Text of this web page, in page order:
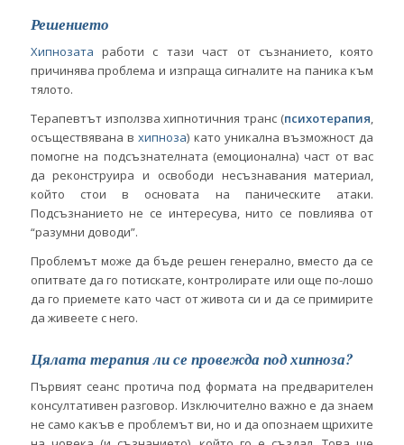
Решението
Хипнозата работи с тази част от съзнанието, която
причинява проблема и изпраща сигналите на паника към
тялото.
Терапевтът използва хипнотичния транс (психотерапия,
осъществявана вхипноза) като уникална възможност да
помогне на подсъзнателната (емоционална) част от вас
да реконструира и освободи несъзнавания материал,
който стои в основата на паническите атаки.
Подсъзнанието не се интересува, нито се повлиява от
“разумни доводи”.
Проблемът може да бъде решен генерално, вместо да се
опитвате да го потискате, контролирате или още по-лошо
да го приемете като част от живота си и да се примирите
да живеете с него.
Цялата терапия ли се провежда под хипноза?
Първият сеанс протича под формата на предварителен
консултативен разговор. Изключително важно е да знаем
не само какъв е проблемът ви, но и да опознаем щрихите